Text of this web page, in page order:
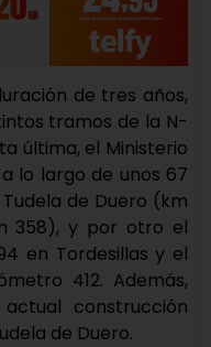
de tres años,
tramos de la N-
última, el Ministerio
lo largo de unos 67
de Duero (km
358), y por otro el
en Tordesillas y el
412. Además,
construcción
de Duero.